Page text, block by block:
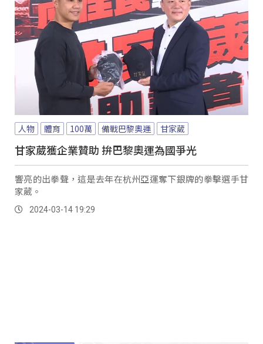
人物 體育 100萬 備戰巴黎奧運 甘家葳
甘家葳獲企業贊助 拚巴黎奧運為國爭光
響亮的出拳聲，這是去年在杭州亞運奪下銀牌的拳擊選手甘
家葳。
2024-03-14 19:29